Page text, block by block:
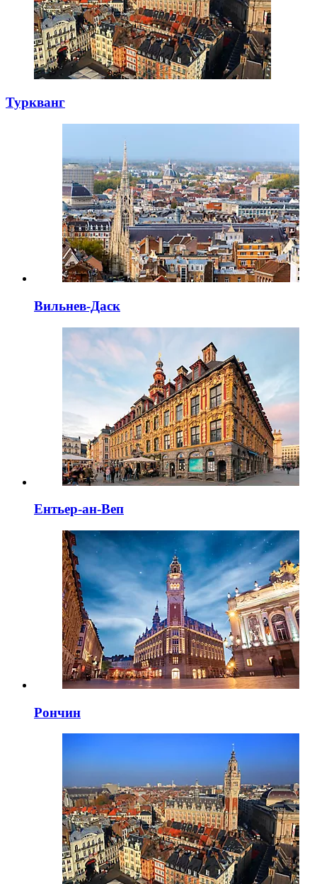
Туркванг
Вильнев-Даск
Ентьер-ан-Веп
Рончин